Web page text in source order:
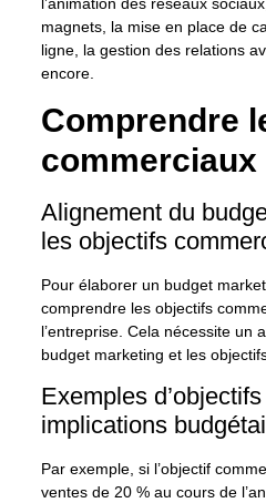
magnets, la mise en place de
ligne, la gestion des relations
encore.
Comprendre
commerciaux
Alignement du
les objectifs
Pour élaborer un budget
comprendre les objectifs
l’entreprise. Cela nécessite un
budget marketing et les
Exemples
implications
Par exemple, si l’objectif
ventes de 20 % au cours de